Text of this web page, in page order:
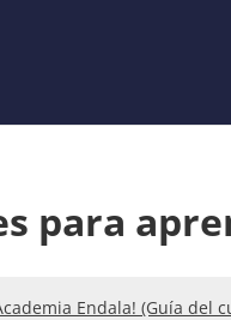
para
Endala! (Guía del